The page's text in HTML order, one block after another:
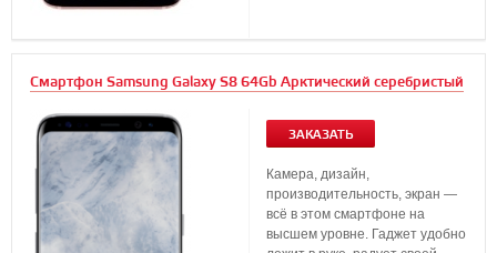
Смартфон Samsung Galaxy S8 64Gb Арктический серебристый
ЗАКАЗАТЬ
Камера, дизайн,
производительность, экран —
всё в этом смартфоне на
высшем уровне. Гаджет удобно